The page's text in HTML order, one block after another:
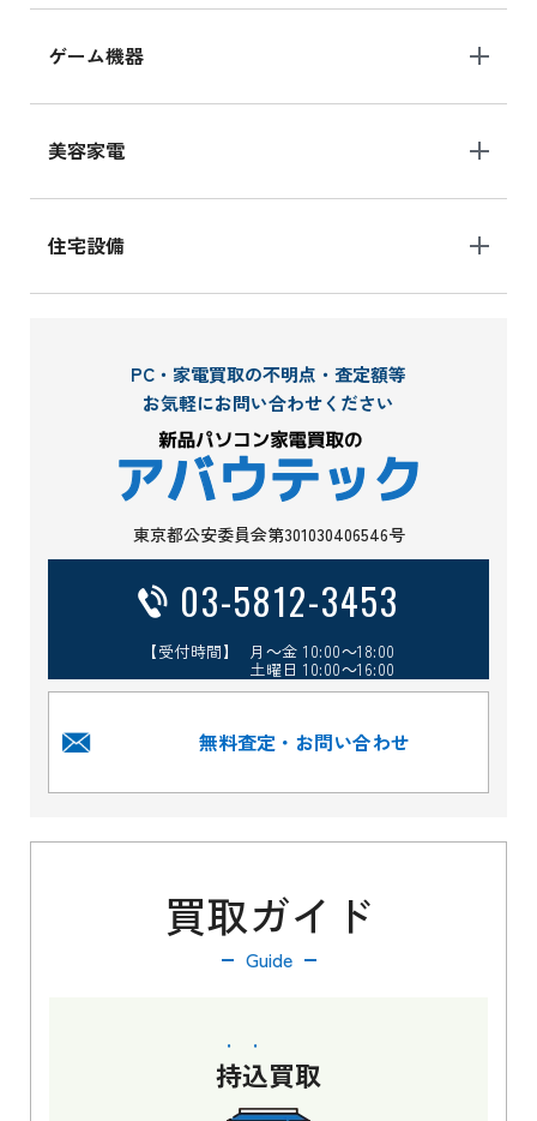
ゲーム機器
美容家電
住宅設備
PC・家電買取の不明点・査定額等
お気軽にお問い合わせください
東京都公安委員会第301030406546号
03-5812-3453
【受付時間】 月～金 10:00～18:00
土曜日 10:00～16:00
無料査定・お問い合わせ
買取ガイド
Guide
持込買取